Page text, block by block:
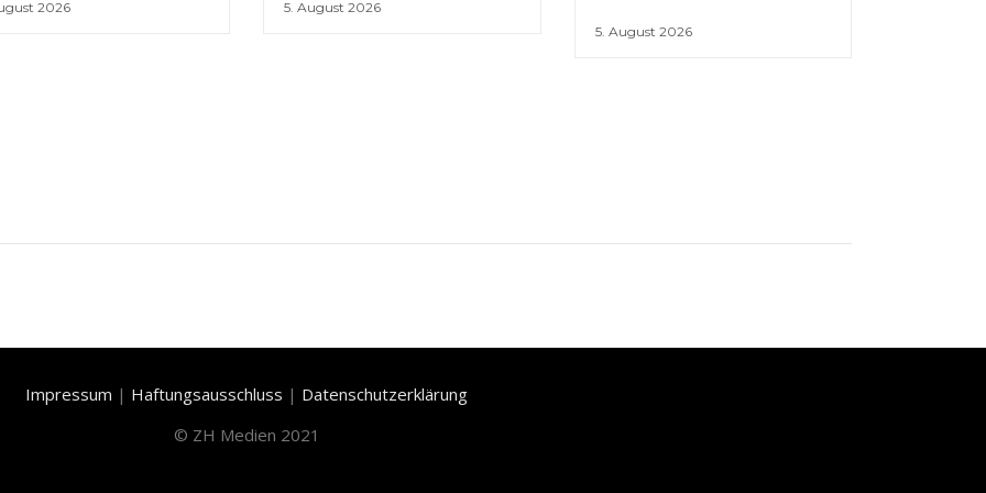
2026
5. August 2026
5. August 2026
Impressum | Haftungsausschluss | Datenschutzerklärung
© ZH Medien 2021